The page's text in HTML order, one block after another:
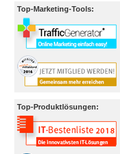
Top-Marketing-Tools:
Top-Produktlösungen: